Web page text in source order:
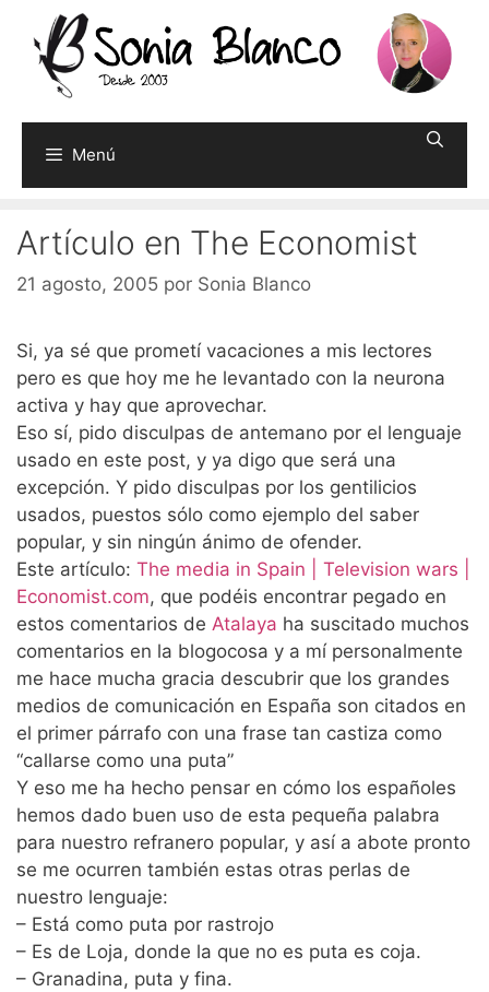
contenido
Menú
Artículo en The Economist
21 agosto, 2005 por Sonia Blanco
Si, ya sé que prometí vacaciones a mis lectores
pero es que hoy me he levantado con la neurona
activa y hay que aprovechar.
Eso sí, pido disculpas de antemano por el lenguaje
usado en este post, y ya digo que será una
excepción. Y pido disculpas por los gentilicios
usados, puestos sólo como ejemplo del saber
popular, y sin ningún ánimo de ofender.
Este artículo: The media in Spain | Television wars |
Economist.com, que podéis encontrar pegado en
estos comentarios de Atalaya ha suscitado muchos
comentarios en la blogocosa y a mí personalmente
me hace mucha gracia descubrir que los grandes
medios de comunicación en España son citados en
el primer párrafo con una frase tan castiza como
“callarse como una puta”
Y eso me ha hecho pensar en cómo los españoles
hemos dado buen uso de esta pequeña palabra
para nuestro refranero popular, y así a abote pronto
se me ocurren también estas otras perlas de
nuestro lenguaje:
– Está como puta por rastrojo
– Es de Loja, donde la que no es puta es coja.
– Granadina, puta y fina.